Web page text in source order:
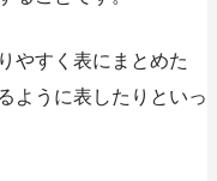
やすく表にまとめた
ように表したりといっ